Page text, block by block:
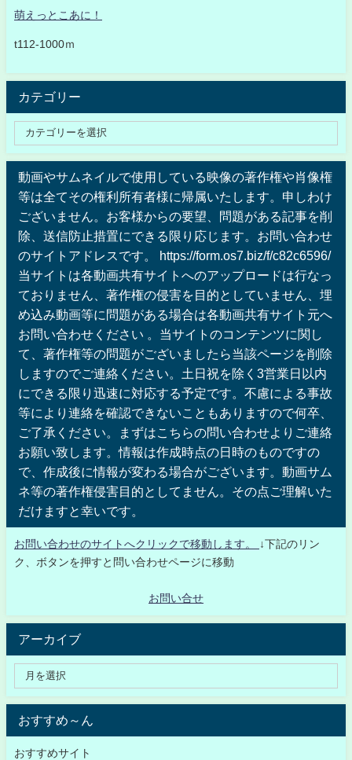
萌えっとこあに！
t112-1000ｍ
カテゴリー
動画やサムネイルで使用している映像の著作権や肖像権
等は全てその権利所有者様に帰属いたします。申しわけ
ございません。お客様からの要望、問題がある記事を削
除、送信防止措置にできる限り応じます。お問い合わせ
のサイトアドレスです。 https://form.os7.biz/f/c82c6596/
当サイトは各動画共有サイトへのアップロードは行なっ
ておりません、著作権の侵害を目的としていません、埋
め込み動画等に問題がある場合は各動画共有サイト元へ
お問い合わせください 。当サイトのコンテンツに関し
て、著作権等の問題がございましたら当該ページを削除
しますのでご連絡ください。土日祝を除く3営業日以内
にできる限り迅速に対応する予定です。不慮による事故
等により連絡を確認できないこともありますので何卒、
ご了承ください。まずはこちらの問い合わせよりご連絡
お願い致します。情報は作成時点の日時のものですの
で、作成後に情報が変わる場合がございます。動画サム
ネ等の著作権侵害目的としてません。その点ご理解いた
だけますと幸いです。
お問い合わせのサイトへクリックで移動します。
↓下記のリン
ク、ボタンを押すと問い合わせページに移動
お問い合せ
アーカイブ
おすすめ～ん
おすすめサイト